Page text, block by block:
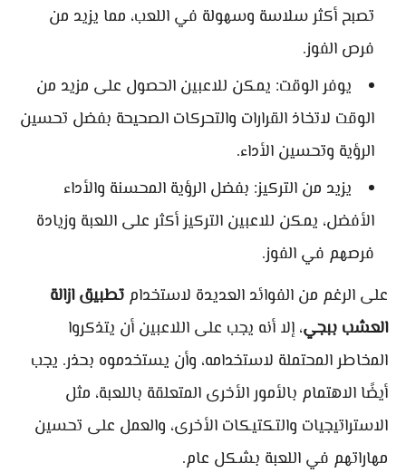
تصبح أكثر سلاسة وسهولة في اللعب، مما يزيد من
فرص الفوز.
يوفر الوقت: يمكن للاعبين الحصول على مزيد من
الوقت لاتخاذ القرارات والتحركات الصحيحة بفضل تحسين
الرؤية وتحسين الأداء.
يزيد من التركيز: بفضل الرؤية المحسنة والأداء
الأفضل، يمكن للاعبين التركيز أكثر على اللعبة وزيادة
فرصهم في الفوز.
على الرغم من الفوائد العديدة لاستخدام تطبيق ازالة
العشب ببجي، إلا أنه يجب على اللاعبين أن يتذكروا
المخاطر المحتملة لاستخدامه، وأن يستخدموه بحذر. يجب
أيضًا الاهتمام بالأمور الأخرى المتعلقة باللعبة، مثل
الاستراتيجيات والتكتيكات الأخرى، والعمل على تحسين
مهاراتهم في اللعبة بشكل عام.